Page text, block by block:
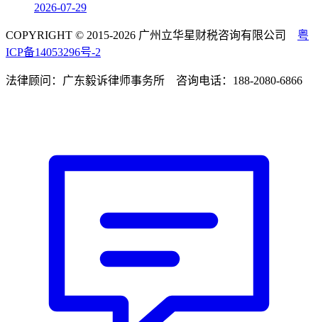
2026-07-29
COPYRIGHT © 2015-2026 广州立华星财税咨询有限公司 粤
ICP备14053296号-2
法律顾问：广东毅诉律师事务所 咨询电话：188-2080-6866